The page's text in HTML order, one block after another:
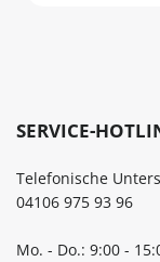
SERVICE-
Telefonische
04106 975 93 96
Mo. - Do.: 9:00 -